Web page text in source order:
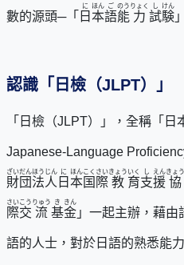
數的源頭─「 日
に
本
ほん
語
ご
能
のう
力
りょく
試
し
験
けん
認識「日檢（JLPT）」
「日檢（JLPT）」，全稱「日
Japanese-Language
財
ざい
団
だん
法
ほう
人
じん
日
に
本
ほん
国
こく
際
さい
教
きょう
育
いく
支
し
援
えん
協
きょう
際
さい
交
こう
流
りゅう
基
き
金
きん
」一起主辦，藉由
語的人士，對於日語的熟悉能